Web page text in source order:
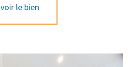
voir le bien